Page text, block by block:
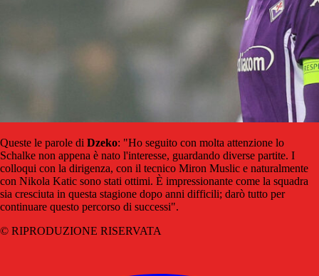
Queste le parole di Dzeko: "Ho seguito con molta attenzione lo
Schalke non appena è nato l'interesse, guardando diverse partite. I
colloqui con la dirigenza, con il tecnico Miron Muslic e naturalmente
con Nikola Katic sono stati ottimi. È impressionante come la squadra
sia cresciuta in questa stagione dopo anni difficili; darò tutto per
continuare questo percorso di successi".
© RIPRODUZIONE RISERVATA